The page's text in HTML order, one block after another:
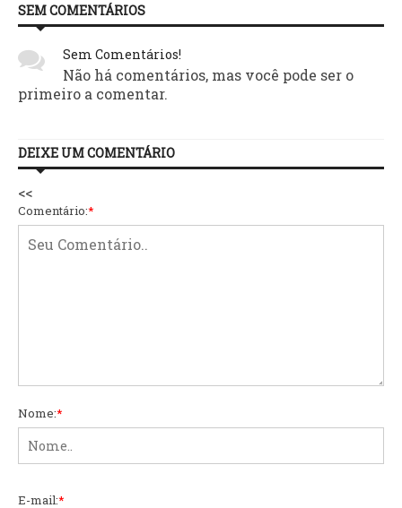
SEM COMENTÁRIOS
Sem Comentários!
Não há comentários, mas você pode ser o
primeiro a comentar.
DEIXE UM COMENTÁRIO
<<
Comentário:*
Nome:*
E-mail:*